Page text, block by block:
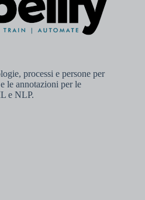
processi e persone per
le annotazioni per le
e NLP.